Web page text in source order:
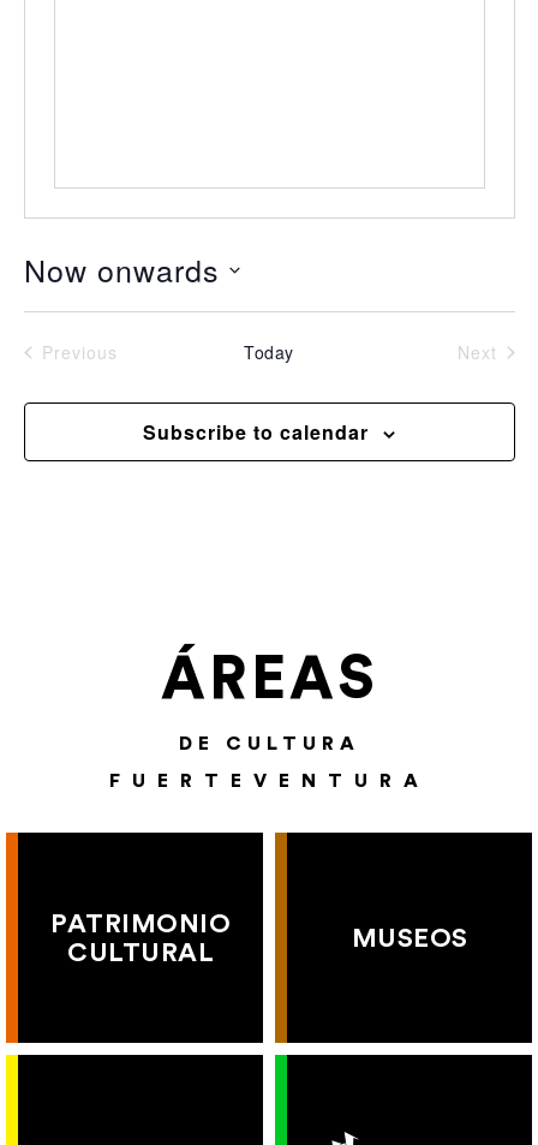
Now onwards
Select
date.
Previous Today Next
Subscribe to calendar
ÁREAS
DE CULTURA
FUERTEVENTURA
PATRIMONIO
CULTURAL
MUSEOS